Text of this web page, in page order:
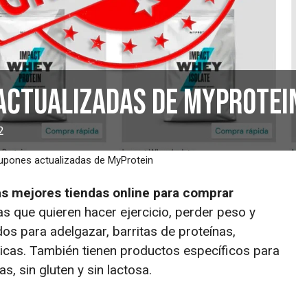
de
actualizadas de MyProtein
mejores tiendas online para comprar
que quieren hacer ejercicio, perder peso y
para adelgazar, barritas de proteínas,
También tienen productos específicos para
sin gluten y sin lactosa.